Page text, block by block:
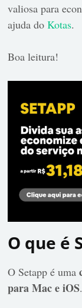
valiosa para
ajuda doKotas.
Boa leitura!
O que é
O Setapp é uma
para Mac e iOS.